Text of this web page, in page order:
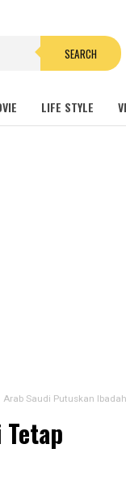
SEARCH
LIFE STYLE
Arab Saudi Putuskan Ibadah Haji Tahun Ini Tetap